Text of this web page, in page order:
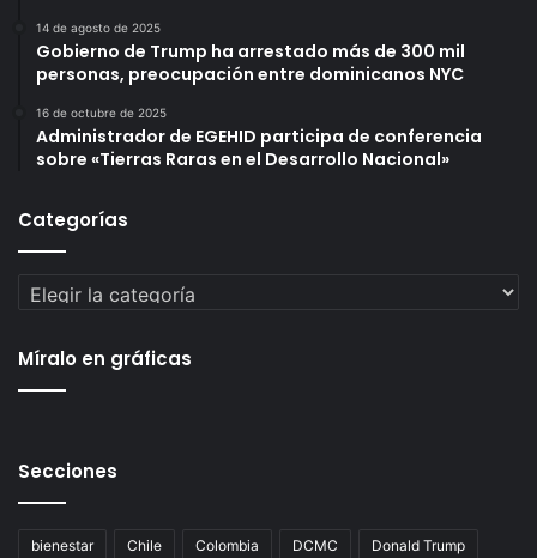
14 de agosto de 2025
Gobierno de Trump ha arrestado más de 300 mil
personas, preocupación entre dominicanos NYC
16 de octubre de 2025
Administrador de EGEHID participa de conferencia
sobre «Tierras Raras en el Desarrollo Nacional»
Categorías
Categorías
Míralo en gráficas
Secciones
bienestar Chile Colombia DCMC Donald Trump